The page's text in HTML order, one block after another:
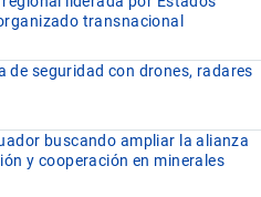
transnacional
de seguridad con drones, radares
buscando ampliar la alianza
y cooperación en minerales